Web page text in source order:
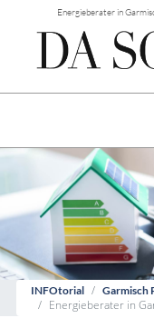
Energieberater in
INFOtorial Garmisch
Energieberater in